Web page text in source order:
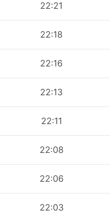
22:21
22:18
22:16
22:13
22:11
22:08
22:06
22:03